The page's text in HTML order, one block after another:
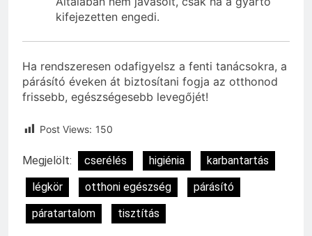
kifejezetten engedi.
Ha rendszeresen odafigyelsz a fenti tanácsokra, a
párásító éveken át biztosítani fogja az otthonod
frissebb, egészségesebb levegőjét!
Post Views: 150
Megjelölt: cserélés higiénia
karbantartás
légkör
otthoni egészség
párásító
páratartalom
tisztítás